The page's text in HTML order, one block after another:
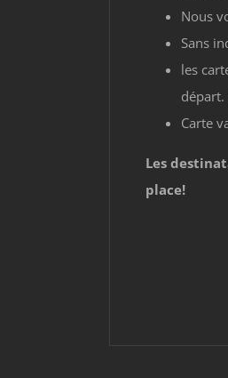
Nous
Sans
les
départ.
Carte
Les
place!